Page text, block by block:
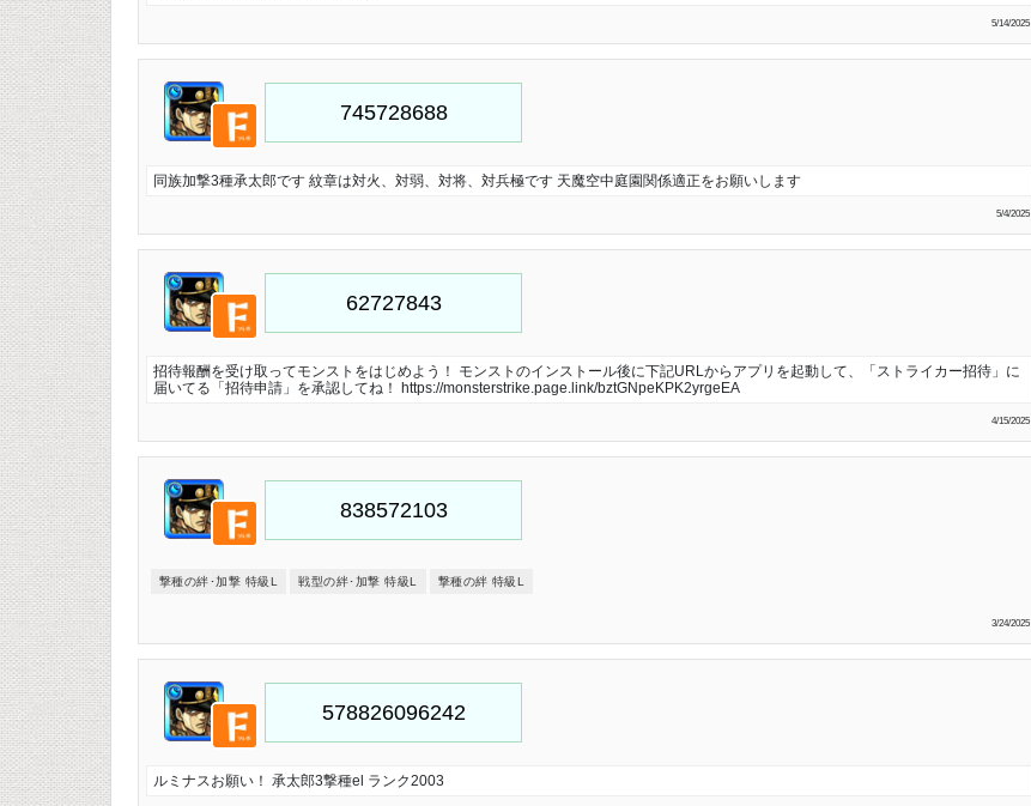
5/14/2025
同族加撃3種承太郎です 紋章は対火、対弱、対将、対兵極です 天魔空中庭園関係適正をお願いします
5/4/2025
招待報酬を受け取ってモンストをはじめよう！ モンストのインストール後に下記URLからアプリを起動して、「ストライカー招待」に
届いてる「招待申請」を承認してね！ https://monsterstrike.page.link/bztGNpeKPK2yrgeEA
4/15/2025
撃種の絆･加撃 特級L 戦型の絆･加撃 特級L 撃種の絆 特級L
3/24/2025
ルミナスお願い！ 承太郎3撃種el ランク2003